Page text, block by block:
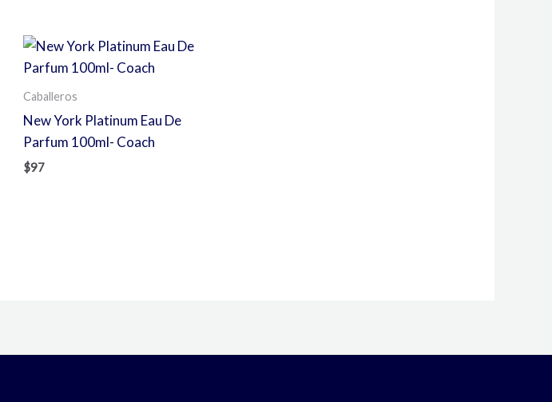
Caballeros
New York Platinum Eau De
Parfum 100ml- Coach
$97